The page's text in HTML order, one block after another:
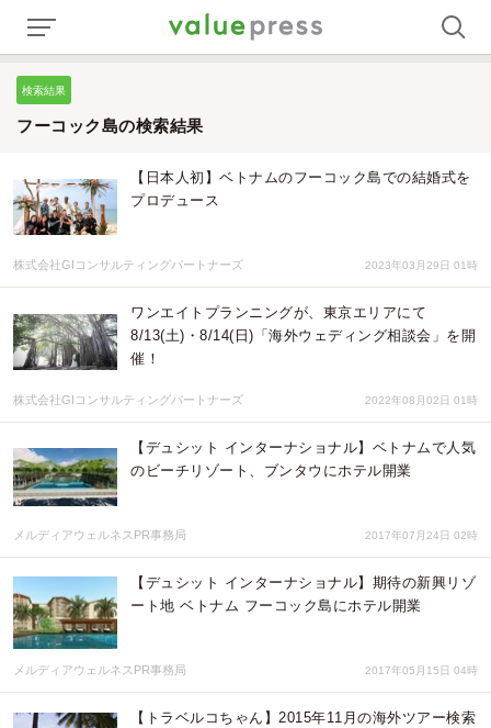
検索結果
フーコック島の検索結果
【日本人初】ベトナムのフーコック島での結婚式を
プロデュース
株式会社GIコンサルティングパートナーズ 2023年03月29日 01時
ワンエイトプランニングが、東京エリアにて
8/13(土)・8/14(日)「海外ウェディング相談会」を開
催！
株式会社GIコンサルティングパートナーズ 2022年08月02日 01時
【デュシット インターナショナル】ベトナムで人気
のビーチリゾート、ブンタウにホテル開業
メルディアウェルネスPR事務局 2017年07月24日 02時
【デュシット インターナショナル】期待の新興リゾ
ート地 ベトナム フーコック島にホテル開業
メルディアウェルネスPR事務局 2017年05月15日 04時
【トラベルコちゃん】2015年11月の海外ツアー検索